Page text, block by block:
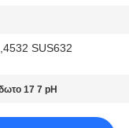
SUS632
17 7 pH